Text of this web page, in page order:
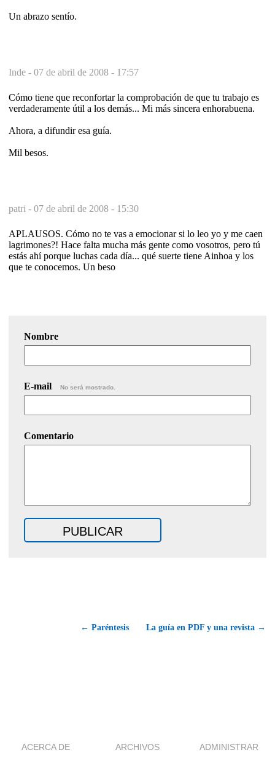
Un abrazo sentío.
Inde - 07 de abril de 2008 - 17:57
Cómo tiene que reconfortar la comprobación de que tu trabajo es
verdaderamente útil a los demás... Mi más sincera enhorabuena.
Ahora, a difundir esa guía.
Mil besos.
patri - 07 de abril de 2008 - 15:30
APLAUSOS. Cómo no te vas a emocionar si lo leo yo y me caen
lagrimones?! Hace falta mucha más gente como vosotros, pero tú
estás ahí porque luchas cada día... qué suerte tiene Ainhoa y los
que te conocemos. Un beso
Nombre
E-mail No será mostrado.
Comentario
← Paréntesis La guía en PDF y una revista →
ACERCA DE ARCHIVOS ADMINISTRAR